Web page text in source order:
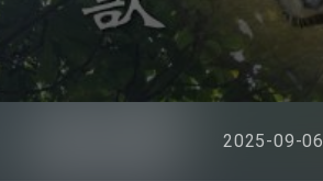
2025-09-06